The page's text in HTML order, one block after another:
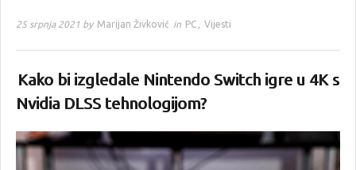
25 srpnja 2021 by Marijan Živković in PC , Vijesti
Kako bi izgledale Nintendo Switch igre u 4K s
Nvidia DLSS tehnologijom?